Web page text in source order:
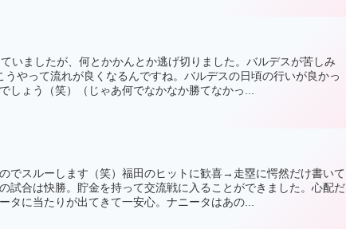
いましたが、何とかかんとか逃げ切りました。バルデスが苦しみ
うやって流れが良くなるんですね。バルデスの日頃の行いが良かっ
しょう（笑）（じゃあ何でなかなか勝てなかっ...
でスルーします（笑）福田のヒットに歓喜→走塁に愕然だけ書いて
試合は快勝。貯金を持って交流戦に入ることができました。心配だ
タに当たりが出てきて一安心。ナニータはあの...